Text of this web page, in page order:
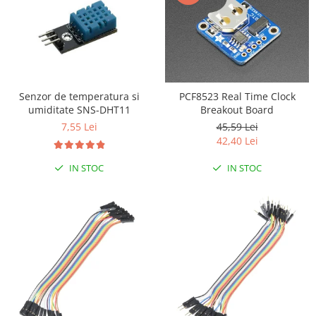
Prusa I3 DIY Kit
Pentru Incepatori
Junior Robotics
STEM Education
Kit Fun
Kit Roboti
Cadouri
Senzor de temperatura si
umiditate SNS-DHT11
7,55 Lei
IN STOC
PCF8523 Real Time Clock
Breakout Board
45,59 Lei
42,40 Lei
IN STOC